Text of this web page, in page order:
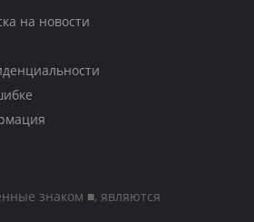
на новости
знаком ■, являются